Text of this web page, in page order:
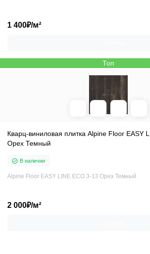
1 400₽/м²
Топ
Кварц-виниловая плитка Alpine Floor EASY
Орех Темный
В наличии
Alpine Floor EASY LINE ЕСО 3-13 Орех Темный
2 000₽/м²